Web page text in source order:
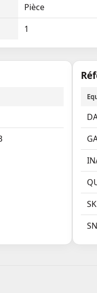
Pièce
1